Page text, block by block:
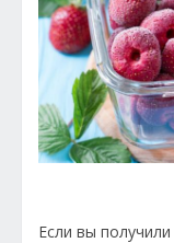
Если вы